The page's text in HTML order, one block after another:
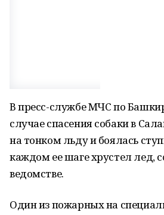
В пресс-службе МЧС по
случае спасения собаки в
на тонком льду и боялась
каждом ее шаге хрустел лед,
ведомстве.
Один из пожарных на